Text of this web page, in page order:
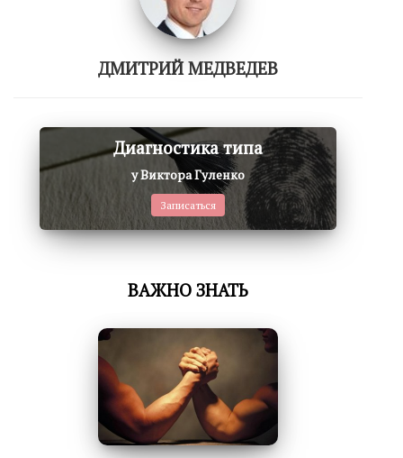
ДМИТРИЙ МЕДВЕДЕВ
Диагностика типа
у Виктора Гуленко
Записаться
ВАЖНО ЗНАТЬ